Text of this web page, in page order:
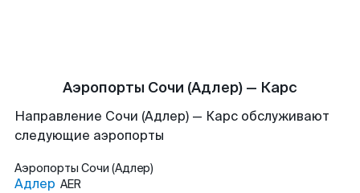
Аэропорты Сочи (Адлер) — Карс
Направление Сочи (Адлер) — Карс обслуживают
следующие аэропорты
Аэропорты Сочи (Адлер)
Адлер AER